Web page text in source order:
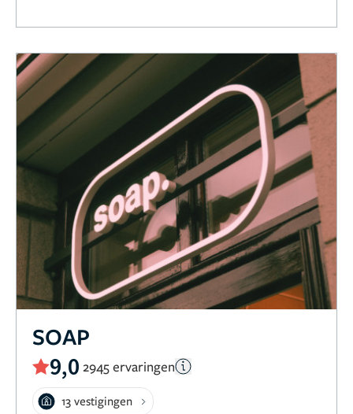
SOAP
9,0 2945 ervaringen
13 vestigingen